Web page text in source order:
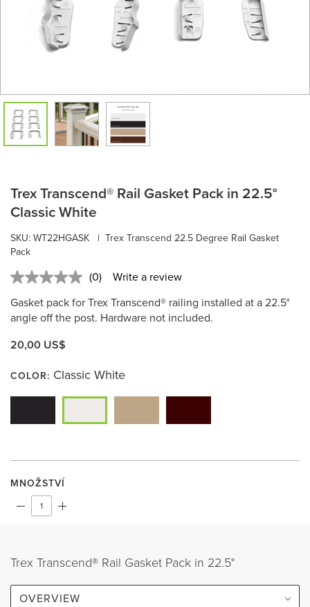
Trex Transcend® Rail Gasket Pack in 22.5°
Classic White
SKU:WT22HGASK | Trex Transcend 22.5 Degree Rail Gasket
Pack
No
value.
Same
page
(0)
Write a review
Gasket pack for Trex Transcend® railing installed at a 22.5°
angle off the post. Hardware not included.
20,00 US$
COLOR: Classic White
MNOŽSTVÍ
Trex Transcend® Rail Gasket Pack in 22.5°
OVERVIEW